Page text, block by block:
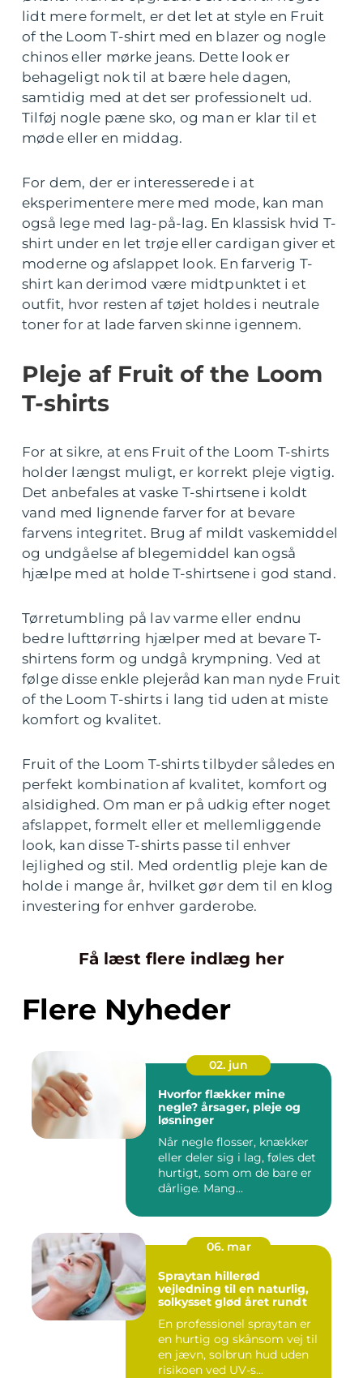
lidt mere formelt, er det let at style en Fruit
of the Loom T-shirt med en blazer og nogle
chinos eller mørke jeans. Dette look er
behageligt nok til at bære hele dagen,
samtidig med at det ser professionelt ud.
Tilføj nogle pæne sko, og man er klar til et
møde eller en middag.
For dem, der er interesserede i at
eksperimentere mere med mode, kan man
også lege med lag-på-lag. En klassisk hvid T-
shirt under en let trøje eller cardigan giver et
moderne og afslappet look. En farverig T-
shirt kan derimod være midtpunktet i et
outfit, hvor resten af tøjet holdes i neutrale
toner for at lade farven skinne igennem.
Pleje af Fruit of the Loom
T-shirts
For at sikre, at ens Fruit of the Loom T-shirts
holder længst muligt, er korrekt pleje vigtig.
Det anbefales at vaske T-shirtsene i koldt
vand med lignende farver for at bevare
farvens integritet. Brug af mildt vaskemiddel
og undgåelse af blegemiddel kan også
hjælpe med at holde T-shirtsene i god stand.
Tørretumbling på lav varme eller endnu
bedre lufttørring hjælper med at bevare T-
shirtens form og undgå krympning. Ved at
følge disse enkle plejeråd kan man nyde Fruit
of the Loom T-shirts i lang tid uden at miste
komfort og kvalitet.
Fruit of the Loom T-shirts tilbyder således en
perfekt kombination af kvalitet, komfort og
alsidighed. Om man er på udkig efter noget
afslappet, formelt eller et mellemliggende
look, kan disse T-shirts passe til enhver
lejlighed og stil. Med ordentlig pleje kan de
holde i mange år, hvilket gør dem til en klog
investering for enhver garderobe.
Få læst flere indlæg her
Flere Nyheder
02. jun
Hvorfor flækker mine
negle? årsager, pleje og
løsninger
Når negle flosser, knækker
eller deler sig i lag, føles det
hurtigt, som om de bare er
dårlige. Mang...
06. mar
Spraytan hillerød
vejledning til en naturlig,
solkysset glød året rundt
En professionel spraytan er
en hurtig og skånsom vej til
en jævn, solbrun hud uden
risikoen ved UV-s...